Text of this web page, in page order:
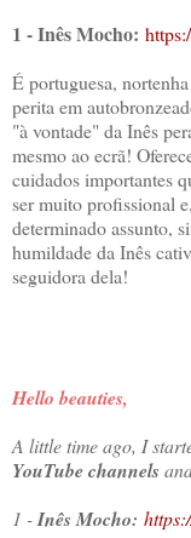
1 -Inês Mocho:
É portuguesa,
perita em
"à vontade" da Inês
mesmo ao ecrã!
cuidados importantes
ser muito profissional
determinado assunto,
humildade da Inês
seguidora dela!
Hello beauties,
A little time ago, I
YouTube channels
1 -Inês Mocho: